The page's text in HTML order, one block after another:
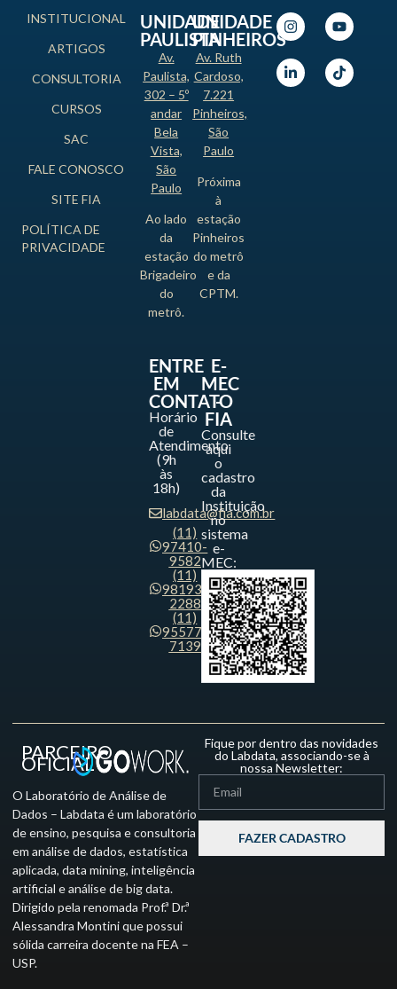
INSTITUCIONAL
ARTIGOS
CONSULTORIA
CURSOS
SAC
FALE CONOSCO
SITE FIA
POLÍTICA DE
PRIVACIDADE
UNIDADE
PAULISTA
Av.
Paulista,
302 – 5º
andar
Bela
Vista,
São
Paulo
Ao lado
da
estação
Brigadeiro
do
metrô.
UNIDADE
PINHEIROS
Av. Ruth
Cardoso,
7.221
Pinheiros,
São
Paulo
Próxima
à
estação
Pinheiros
do metrô
e da
CPTM.
ENTRE
EM
CONTATO
Horário
de
Atendimento
(9h
às
18h)
labdata@fia.com.br
(11)
97410-
9582
(11)
98193-
2288
(11)
95577-
7139
E-
MEC
-
FIA
Consulte
aqui
o
cadastro
da
Instituição
no
sistema
e-
MEC:
PARCEIRO
OFICIAL
O Laboratório de Análise de
Dados – Labdata é um laboratório
de ensino, pesquisa e consultoria
em análise de dados, estatística
aplicada, data mining, inteligência
artificial e análise de big data.
Dirigido pela renomada Prof.ª Dr.ª
Alessandra Montini que possui
sólida carreira docente na FEA –
USP.
Fique por dentro das novidades
do Labdata, associando-se à
nossa Newsletter:
FAZER CADASTRO